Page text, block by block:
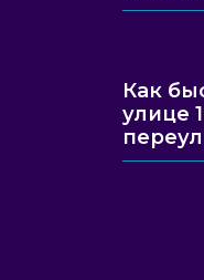
Как
улице